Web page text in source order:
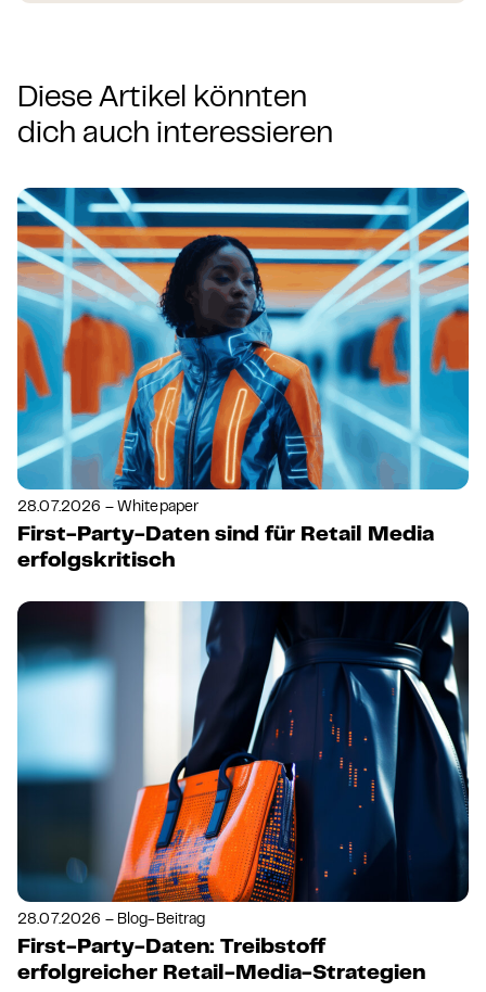
Diese Artikel könnten
dich auch interessieren
28.07.2026 – Whitepaper
First-Party-Daten sind für Retail Media
erfolgskritisch
28.07.2026 – Blog-Beitrag
First-Party-Daten: Treibstoff
erfolgreicher Retail-Media-Strategien